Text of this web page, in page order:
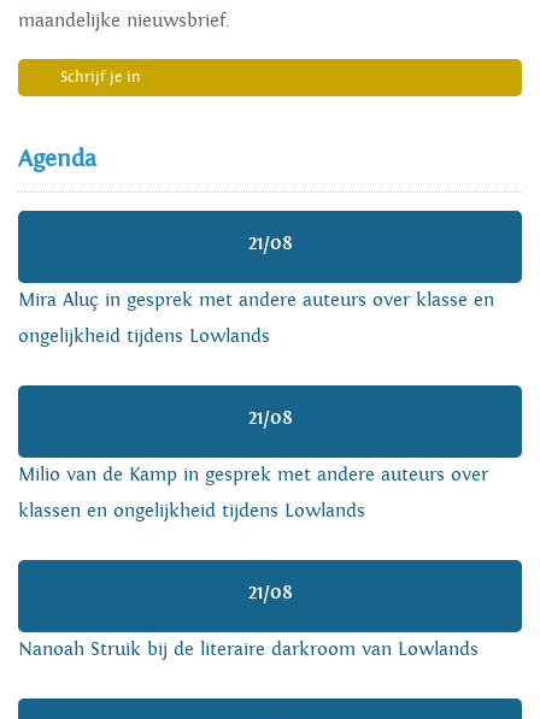
maandelijke nieuwsbrief.
Schrijf je in
Agenda
21/08
Mira Aluç in gesprek met andere auteurs over klasse en
ongelijkheid tijdens Lowlands
21/08
Milio van de Kamp in gesprek met andere auteurs over
klassen en ongelijkheid tijdens Lowlands
21/08
Nanoah Struik bij de literaire darkroom van Lowlands